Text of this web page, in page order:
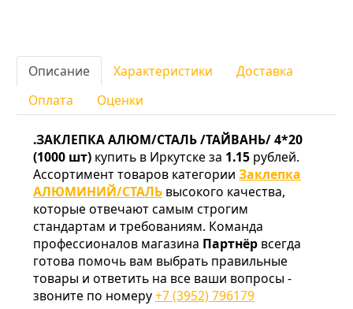
Описание Характеристики
Доставка
Оплата
Оценки
.ЗАКЛЕПКА АЛЮМ/СТАЛЬ /ТАЙВАНЬ/ 4*20
(1000 шт) купить в Иркутске за 1.15 рублей.
Ассортимент товаров категории Заклепка
АЛЮМИНИЙ/СТАЛЬ высокого качества,
которые отвечают самым строгим
стандартам и требованиям. Команда
профессионалов магазина Партнёр всегда
готова помочь вам выбрать правильные
товары и ответить на все ваши вопросы -
звоните по номеру+7 (3952) 796179